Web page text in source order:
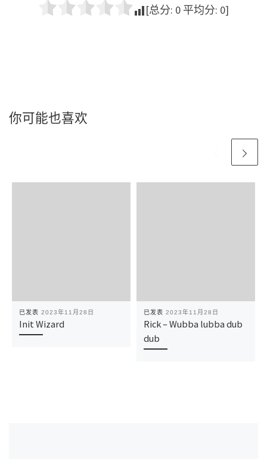
[总分: 0 平均分: 0]
你可能也喜欢
已发表 2023年11月28日
Init Wizard
已发表 2023年11月28日
Rick – Wubba lubba dub
dub